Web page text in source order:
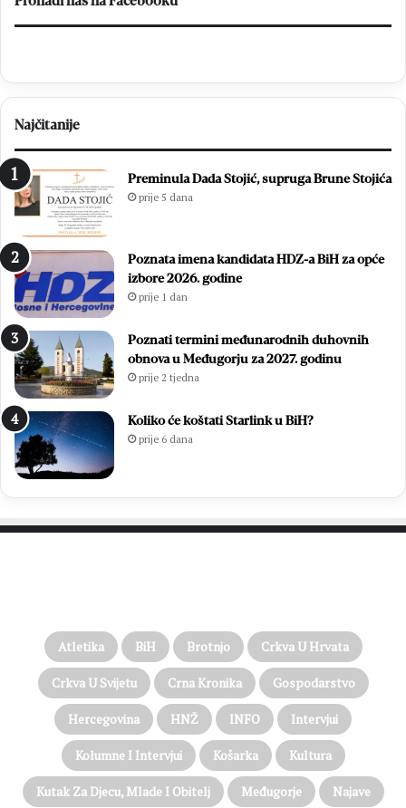
Najčitanije
Preminula Dada Stojić, supruga Brune Stojića
prije 5 dana
Poznata imena kandidata HDZ-a BiH za opće
izbore 2026. godine
prije 1 dan
Poznati termini međunarodnih duhovnih
obnova u Međugorju za 2027. godinu
prije 2 tjedna
Koliko će koštati Starlink u BiH?
prije 6 dana
Atletika BiH Brotnjo Crkva U Hrvata
Crkva U Svijetu Crna Kronika Gospodarstvo
Hercegovina HNŽ INFO Intervjui
Kolumne I Intervjui Košarka Kultura
Kutak Za Djecu, Mlade I Obitelj Međugorje Najave